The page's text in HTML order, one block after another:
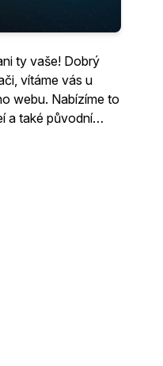
ty vaše! Dobrý
vítáme vás u
webu. Nabízíme to
a také původní
i
na jednom